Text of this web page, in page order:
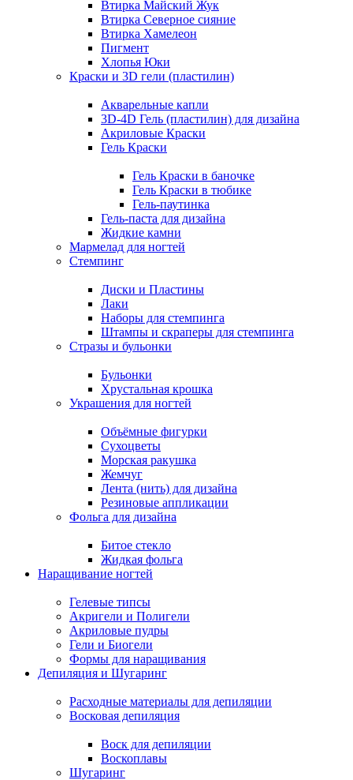
Втирка Майский Жук
Втирка Северное сияние
Втирка Хамелеон
Пигмент
Хлопья Юки
Краски и 3D гели (пластилин)
Акварельные капли
3D-4D Гель (пластилин) для дизайна
Акриловые Краски
Гель Краски
Гель Краски в баночке
Гель Краски в тюбике
Гель-паутинка
Гель-паста для дизайна
Жидкие камни
Мармелад для ногтей
Стемпинг
Диски и Пластины
Лаки
Наборы для стемпинга
Штампы и скраперы для стемпинга
Стразы и бульонки
Бульонки
Хрустальная крошка
Украшения для ногтей
Объёмные фигурки
Сухоцветы
Морская ракушка
Жемчуг
Лента (нить) для дизайна
Резиновые аппликации
Фольга для дизайна
Битое стекло
Жидкая фольга
Наращивание ногтей
Гелевые типсы
Акригели и Полигели
Акриловые пудры
Гели и Биогели
Формы для наращивания
Депиляция и Шугаринг
Расходные материалы для депиляции
Восковая депиляция
Воск для депиляции
Воскоплавы
Шугаринг